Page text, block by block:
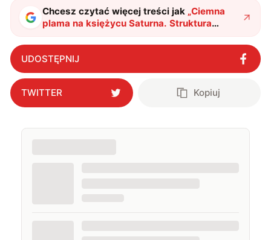
Chcesz czytać więcej treści jak „Ciemna
plama na księżycu Saturna. Struktura
widoczna na Enceladusie znika w
zagadkowych okolicznościach"?
UDOSTĘPNIJ
TWITTER Kopiuj